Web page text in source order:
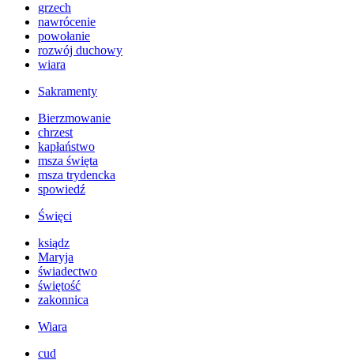
grzech
nawrócenie
powołanie
rozwój duchowy
wiara
Sakramenty
Bierzmowanie
chrzest
kapłaństwo
msza święta
msza trydencka
spowiedź
Święci
ksiądz
Maryja
świadectwo
świętość
zakonnica
Wiara
cud